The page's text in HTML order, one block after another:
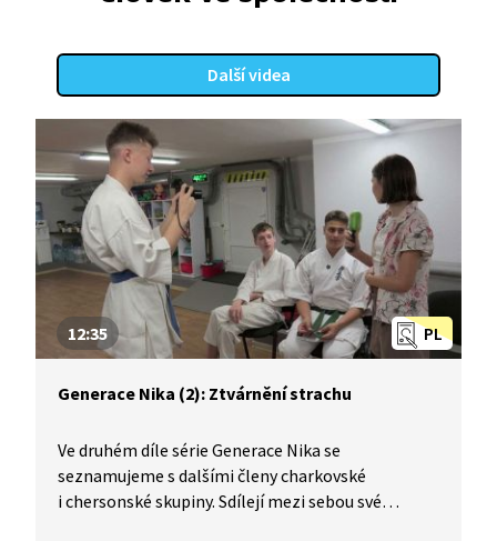
Další videa
PL
12:35
Generace Nika (2): Ztvárnění strachu
Ve druhém díle série Generace Nika se
seznamujeme s dalšími členy charkovské
i chersonské skupiny. Sdílejí mezi sebou své